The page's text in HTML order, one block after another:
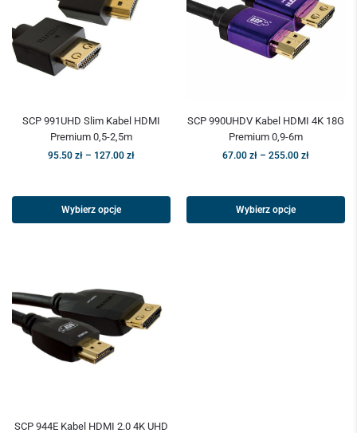
SCP 991UHD Slim Kabel HDMI
Premium 0,5-2,5m
95.50 zł – 127.00 zł
Wybierz opcje
SCP 990UHDV Kabel HDMI 4K 18G
Premium 0,9-6m
67.00 zł – 255.00 zł
Wybierz opcje
SCP 944E Kabel HDMI 2.0 4K UHD